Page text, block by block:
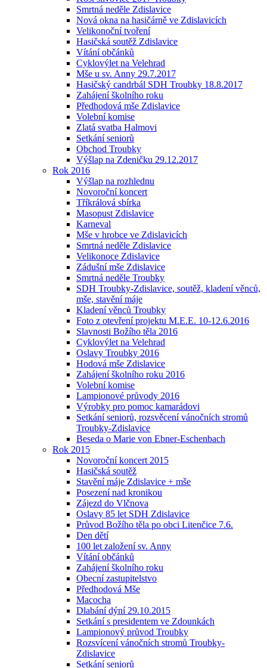
Smrtná neděle Zdislavice
Nová okna na hasičárně ve Zdislavicích
Velikonoční tvoření
Hasičská soutěž Zdislavice
Vítání občánků
Cyklovýlet na Velehrad
Mše u sv. Anny 29.7.2017
Hasičský candrbál SDH Troubky 18.8.2017
Zahájení školního roku
Předhodová mše Zdislavice
Volební komise
Zlatá svatba Halmovi
Setkání seniorů
Obchod Troubky
Výšlap na Zdeničku 29.12.2017
Rok 2016
Výšlap na rozhlednu
Novoroční koncert
Tříkrálová sbírka
Masopust Zdislavice
Karneval
Mše v hrobce ve Zdislavicích
Smrtná neděle Zdislavice
Velikonoce Zdislavice
Zádušní mše Zdislavice
Smrtná neděle Troubky
SDH Troubky-Zdislavice, soutěž, kladení věnců,
mše, stavění máje
Kladení věnců Troubky
Foto z otevření projektu M.E.E. 10-12.6.2016
Slavnosti Božího těla 2016
Cyklovýlet na Velehrad
Oslavy Troubky 2016
Hodová mše Zdislavice
Zahájení školního roku 2016
Volební komise
Lampionové průvody 2016
Výrobky pro pomoc kamarádovi
Setkání seniorů, rozsvěcení vánočních stromů
Troubky-Zdislavice
Beseda o Marie von Ebner-Eschenbach
Rok 2015
Novoroční koncert 2015
Hasičská soutěž
Stavění máje Zdislavice + mše
Posezení nad kronikou
Zájezd do Vlčnova
Oslavy 85 let SDH Zdislavice
Průvod Božího těla po obci Litenčice 7.6.
Den dětí
100 let založení sv. Anny
Vítání občánků
Zahájení školního roku
Obecní zastupitelstvo
Předhodová Mše
Macocha
Dlabání dýní 29.10.2015
Setkání s presidentem ve Zdounkách
Lampionový průvod Troubky
Rozsvícení vánočních stromů Troubky-
Zdislavice
Setkání seniorů